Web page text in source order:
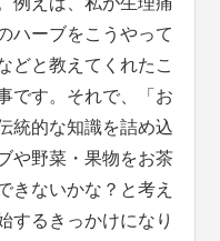
ハーブをこうやって
どと教えてくれたこ
です。それで、「お
統的な知識を詰め込
や野菜・果物をお茶
きないかな？と考え
するきっかけになり